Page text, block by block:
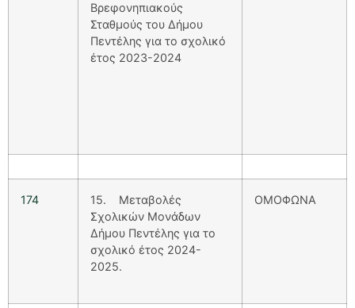
Βρεφονηπιακούς
Σταθμούς του Δήμου
Πεντέλης για το σχολικό
έτος 2023-2024
174
15. Μεταβολές
Σχολικών Μονάδων
Δήμου Πεντέλης για το
σχολικό έτος 2024-
2025.
ΟΜΟΦΩΝΑ